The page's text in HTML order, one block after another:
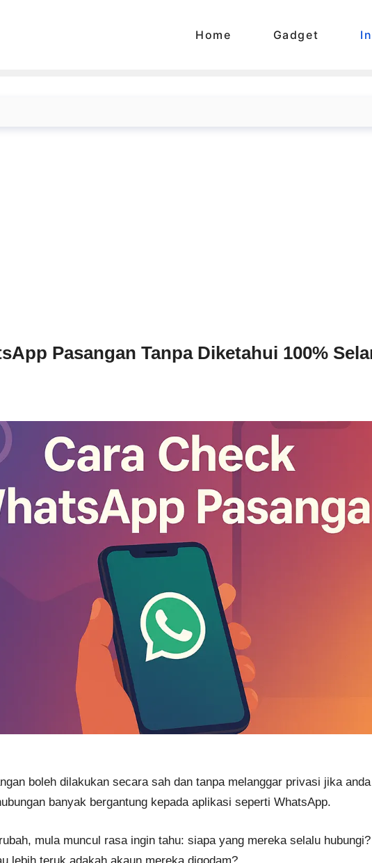
Home Gadget
Pasangan Tanpa Diketahui 100%
boleh dilakukan secara sah dan tanpa melanggar privasi jika
banyak bergantung kepada aplikasi seperti WhatsApp.
mula muncul rasa ingin tahu: siapa yang mereka selalu